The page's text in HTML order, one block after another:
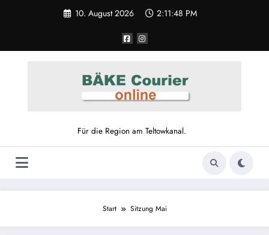
10. August 2026 2:11:48 PM
Für die Region am Teltowkanal.
Start Sitzung Mai